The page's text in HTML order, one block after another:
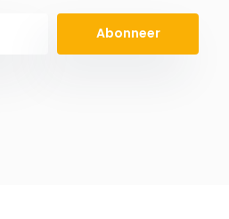
Abonneer